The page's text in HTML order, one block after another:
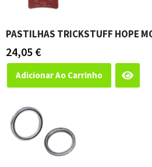
PASTILHAS TRICKSTUFF HOPE
24,05 €
Adicionar Ao Carrinho